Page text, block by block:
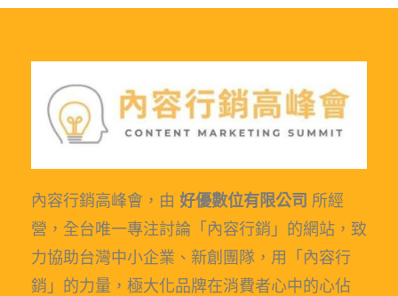
內容行銷高峰會，由 好優數位有限公司 所經
營，全台唯一專注討論「內容行銷」的網站，致
力協助台灣中小企業、新創團隊，用「內容行
銷」的力量，極大化品牌在消費者心中的心佔